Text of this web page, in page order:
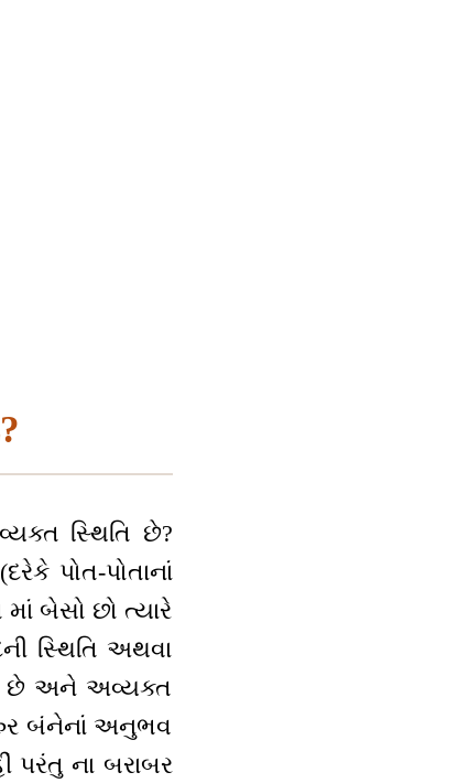
સ્થિતિ છે?
પોત-પોતાનાં
બેસો છો ત્યારે
સ્થિતિ અથવા
છે અને અવ્યક્ત
બંનેનાં અનુભવ
ના બરાબર